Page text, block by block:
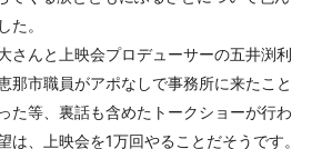
た。
さんと上映会プロデューサーの五井渕利
那市職員がアポなしで事務所に来たこと
た等、裏話も含めたトークショーが行わ
は、上映会を1万回やることだそうです。